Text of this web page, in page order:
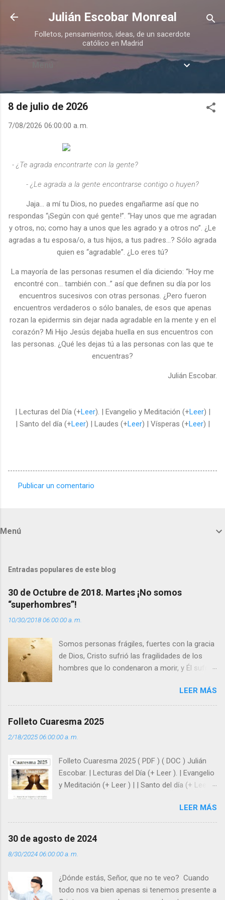
Ir al contenido principal
Julián Escobar Monreal
Folletos, pensamientos, ideas, de un sacerdote
católico en Madrid
Menú
8 de julio de 2026
7/08/2026 06:00:00 a. m.
- ¿Te agrada encontrarte con la gente?
- ¿Le agrada a la gente encontrarse contigo o huyen?
Jaja… a mí tu Dios, no puedes engañarme así que no
respondas “¡Según con qué gente!”. “Hay unos que me agradan
y otros, no; como hay a unos que les agrado y a otros no”. ¿Le
agradas a tu esposa/o, a tus hijos, a tus padres…? Sólo agrada
quien es “agradable”. ¿Lo eres tú?
La mayoría de las personas resumen el día diciendo: “Hoy me
encontré con… también con…” así que definen su día por los
encuentros sucesivos con otras personas. ¿Pero fueron
encuentros verdaderos o sólo banales, de esos que apenas
rozan la epidermis sin dejar nada agradable en la mente y en el
corazón? Mi Hijo Jesús dejaba huella en sus encuentros con
las personas. ¿Qué les dejas tú a las personas con las que te
encuentras?
Julián Escobar.
| Lecturas del Día (+Leer). | Evangelio y Meditación (+Leer) |
| Santo del día (+Leer) | Laudes (+Leer) | Vísperas (+Leer) |
t
r
i
o
s
Publicar un comentario
Menú
Entradas populares de este blog
30 de Octubre de 2018. Martes ¡No somos
“superhombres”!
10/30/2018 06:00:00 a. m.
Somos personas frágiles, fuertes con la gracia
de Dios, Cristo sufrió las fragilidades de los
hombres que lo condenaron a morir, y Él sufrió
enseña Jesucristo? Que, si seguimos sus
huellas, sin ser superhombres, podemos
siempre está pendiente de nosotros. Amar es
y protegidos por nosotros. “ Señor, soy un
árbol sin frutos, pero tú me das la savia para
que al menos mis ramas y hojas den sombra
super hombre? - ¿Superas tu fragilidad con la
gracia de Dios? Julián Escobar. | Lecturas del
Día (+ Leer ). | Evangelio y Meditación (+ Leer ) |
LEER MÁS
Folleto Cuaresma 2025
2/18/2025 06:00:00 a. m.
Folleto Cuaresma 2025 ( PDF ) ( DOC ) Julián
Escobar. | Lecturas del Día (+ Leer ). | Evangelio
y Meditación (+ Leer ) | | Santo del día (+ Leer )
LEER MÁS
30 de agosto de 2024
8/30/2024 06:00:00 a. m.
¿Dónde estás, Señor, que no te veo? Cuando
todo nos va bien apenas si tenemos presente a